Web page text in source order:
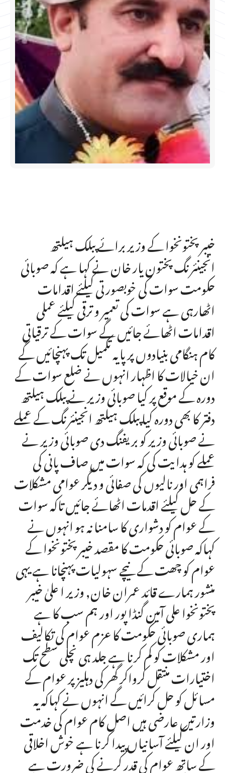
خیبر پختونخوا کے وزیر برائے پبلک ہیلتھ
انجینئرنگ پختون یار خان نے کہا ہے کہ صوبائی
حکومت سوات کی خوبصورتی کیلئے اقدامات
اٹھارہی ہے سوات کی تعمیر و ترقی کیلئے عملی
اقدامات اٹھائے جائیں گے سوات کے ترقیاتی
کام ہنگامی بنیادوں پر پایہ تکمیل تک پہنچائیں گے
ان خیالات کا اظہار انہوں نے ضلع سوات کے
دورہ کے موقع پر کیا صوبائی وزیر نے پبلک ہیلتھ
دفتر کا بھی دورہ کیا پبلک ہیلتھ انجینئرنگ کے عملے
نے صوبائی وزیر کو بریفنگ دی صوبائی وزیر نے
عملے کو ہدایت کی کہ سوات میں صاف پانی کی
فراہمی اور نالیوں کی صفائی و دیگر عوامی مشکلات
کے حل کیلئے اقدمات اٹھائے جائیں تاکہ سوات
کے عوام کو دشواری کا سامنا نہ ہو انہوں نے
کہاکہ صوبائی حکومت کا مقصد خیبر پختونخوا کے
عوام کو چھت کے نیچے سہولیات پہنچانا ہے یہی
منشور ہمارے قائد عمران خان, وزیر ا علیٰ خیبر
پختونخوا علی آمین گنڈا پور اور ہم سب کا ہے
ہماری صوبائی حکومت کا عزم عوام کی تکالیف
اور مشکلات کو کم کرنا ہے جلد ہی نچلی سطح تک
اختیارات منتقل کرواکر گھر کی دہلیز پر عوام کے
مسائل کو حل کرائیں گے انہوں نے کہاکہ یہ
وزارتیں عارضی ہیں اصل کام عوام کی خدمت
اور ان کیلئے آسانیاں پیدا کرنا ہے خوش اخلاقی
کے ساتھ عوام کی قدر کرنے کی ضرورت ہے